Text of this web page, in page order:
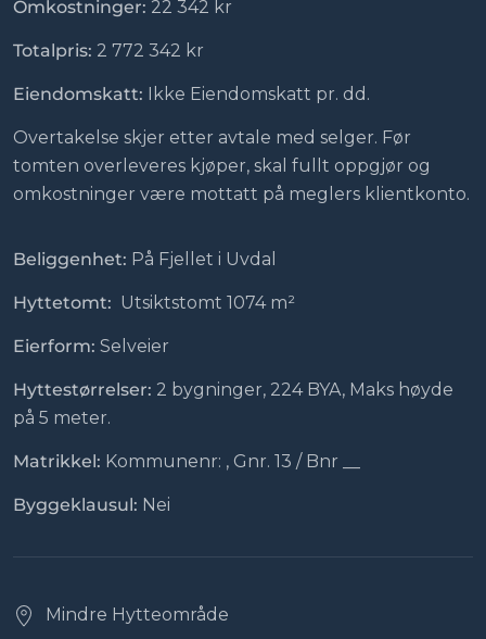
Omkostninger: 22 342 kr
Totalpris: 2 772 342 kr
Eiendomskatt: Ikke Eiendomskatt pr. dd.
Overtakelse skjer etter avtale med selger. Før
tomten overleveres kjøper, skal fullt oppgjør og
omkostninger være mottatt på meglers klientkonto.
Beliggenhet: På Fjellet i Uvdal
Hyttetomt: Utsiktstomt 1074 m²
Eierform: Selveier
Hyttestørrelser: 2 bygninger, 224 BYA, Maks høyde
på 5 meter.
Matrikkel: Kommunenr: , Gnr. 13 / Bnr __
Byggeklausul: Nei
Mindre Hytteområde